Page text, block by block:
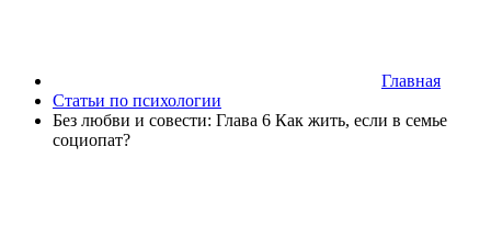
Главная
Статьи по психологии
Без любви и совести: Глава 6 Как жить, если в семье
социопат?